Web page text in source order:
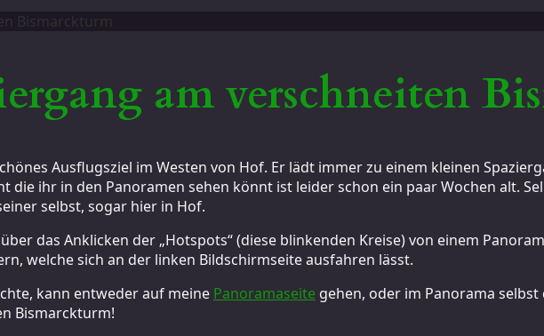
am verschneiten
Ausflugsziel im Westen von Hof. Er lädt immer zu einem kleinen
die ihr in den Panoramen sehen könnt ist leider schon ein paar Wochen alt.
selbst, sogar hier in Hof.
das Anklicken der „Hotspots“ (diese blinkenden Kreise) von einem
welche sich an der linken Bildschirmseite ausfahren lässt.
kann entweder auf meine Panoramaseite gehen, oder im Panorama
Bismarckturm!